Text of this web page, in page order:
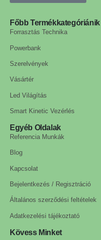
Főbb Termékkategóriánik
Forrasztás Technika
Powerbank
Szerelvények
Vásártér
Led Világítás
Smart Kinetic Vezérlés
Egyéb Oldalak
Referencia Munkák
Blog
Kapcsolat
Bejelentkezés / Regisztráció
Általános szerződési feltételek
Adatkezelési tájékoztató
Kövess Minket